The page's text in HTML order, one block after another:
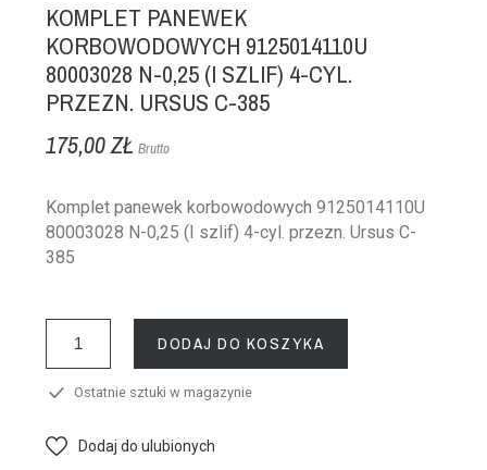
KOMPLET PANEWEK
KORBOWODOWYCH 9125014110U
80003028 N-0,25 (I SZLIF) 4-CYL.
PRZEZN. URSUS C-385
175,00 ZŁ Brutto
Komplet panewek korbowodowych 9125014110U
80003028 N-0,25 (I szlif) 4-cyl. przezn. Ursus C-
385
DODAJ DO KOSZYKA
Ostatnie sztuki w magazynie
Dodaj do ulubionych